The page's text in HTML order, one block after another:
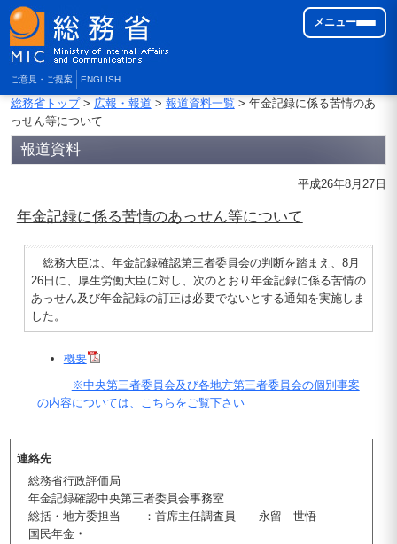
ご意見・ご提案 ENGLISH
メニュー
総務省トップ> 広報・報道 > 報道資料一覧> 年金記録に係る苦情のあ
っせん等について
報道資料
平成26年8月27日
年金記録に係る苦情のあっせん等について
総務大臣は、年金記録確認第三者委員会の判断を踏まえ、8月
26日に、厚生労働大臣に対し、次のとおり年金記録に係る苦情の
あっせん及び年金記録の訂正は必要でないとする通知を実施しま
した。
概要
※中央第三者委員会及び各地方第三者委員会の個別事案
の内容については、こちらをご覧下さい
連絡先
総務省行政評価局
年金記録確認中央第三者委員会事務室
総括・地方委担当 ：首席主任調査員 永留 世悟
国民年金・